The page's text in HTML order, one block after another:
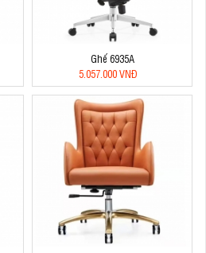
Ghế 6935A
5.057.000 VNĐ